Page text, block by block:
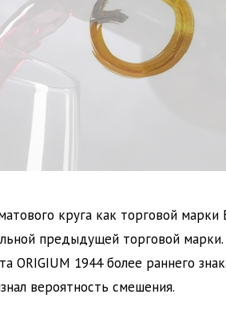
круга как торговой марки
предыдущей торговой марки.
ORIGIUM 1944 более раннего
вероятность смешения.